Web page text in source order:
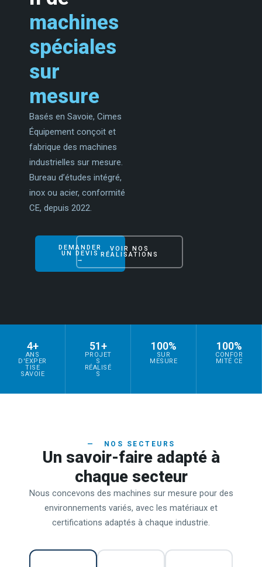
machines
spéciales
sur
mesure
Basés en Savoie, Cimes
Équipement conçoit et
fabrique des machines
industrielles sur mesure.
Bureau d’études intégré,
inox ou acier, conformité
CE, depuis 2022.
DEMANDER
UN DEVIS
→
VOIR NOS
RÉALISATIONS
4+
ANS
D'EXPER
TISE
SAVOIE
51+
PROJET
S
RÉALISÉ
S
100%
SUR
MESURE
100%
CONFOR
MITÉ CE
— NOS SECTEURS
Un savoir-faire adapté à
chaque secteur
Nous concevons des machines sur mesure pour des
environnements variés, avec les matériaux et
certifications adaptés à chaque industrie.